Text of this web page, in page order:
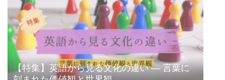
【特集】英語から見る文化の違い ― 言葉に